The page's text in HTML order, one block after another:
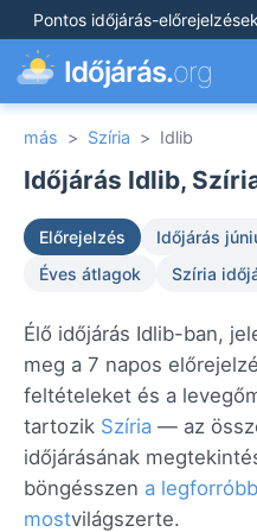
Pontos időjárás-előrejelzések
Időjárás.org
más > Szíria > Idlib
Időjárás Idlib,
Előrejelzés Időjárás
Éves átlagok
Szíria
Élő időjárás Idlib-ban,
meg a 7 napos
feltételeket és a
tartozik Szíria — az
időjárásának
böngésszen a
mostvilágszerte.